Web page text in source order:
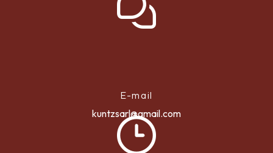
E-mail
kuntzsarl@gmail.com